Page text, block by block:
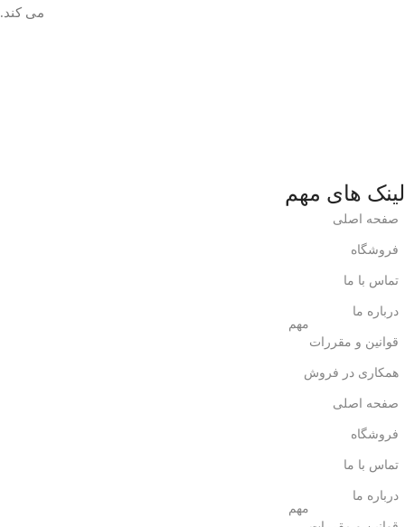
می کند.
لینک های مهم
صفحه اصلی
فروشگاه
تماس با ما
درباره ما
قوانین و مقررات
مهم
همکاری در فروش
صفحه اصلی
فروشگاه
تماس با ما
درباره ما
مهم